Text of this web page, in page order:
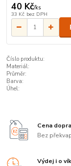
40 Kč/ks
33 Kč bez DPH
Číslo produktu:
Materiál:
Průměr:
Barva:
Úhel:
Cena
Bez
Výdej i o